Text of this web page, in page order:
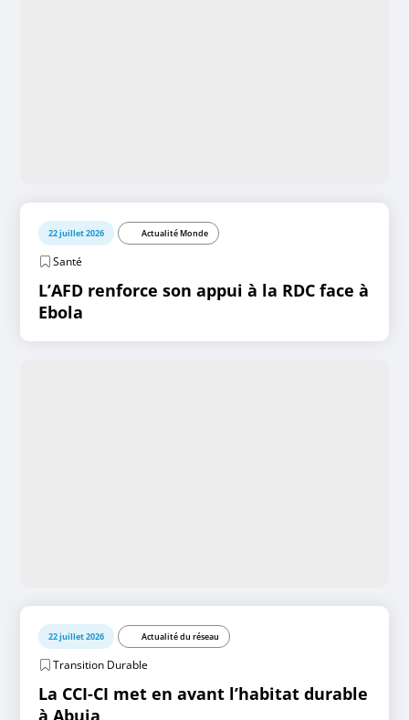
22 juillet 2026 Actualité Monde
Santé
L’AFD renforce son appui à la RDC face à
Ebola
22 juillet 2026 Actualité du réseau
Transition Durable
La CCI-CI met en avant l’habitat durable
à Abuja